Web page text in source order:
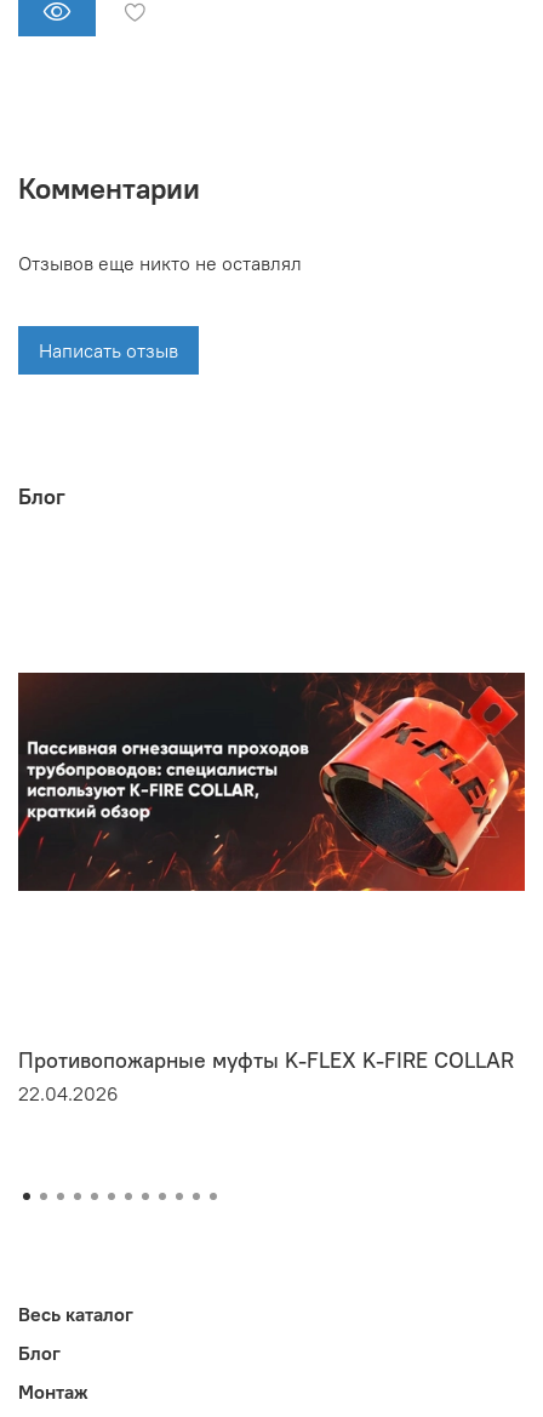
Комментарии
Отзывов еще никто не оставлял
Написать отзыв
Блог
Противопожарные муфты K-FLEX K-FIRE COLLAR
22.04.2026
Весь каталог
Блог
Монтаж